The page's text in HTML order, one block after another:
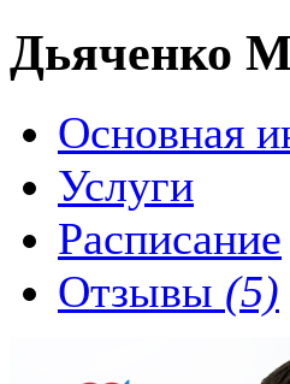
Дьяченко
Основная
Услуги
Расписание
Отзывы (5)